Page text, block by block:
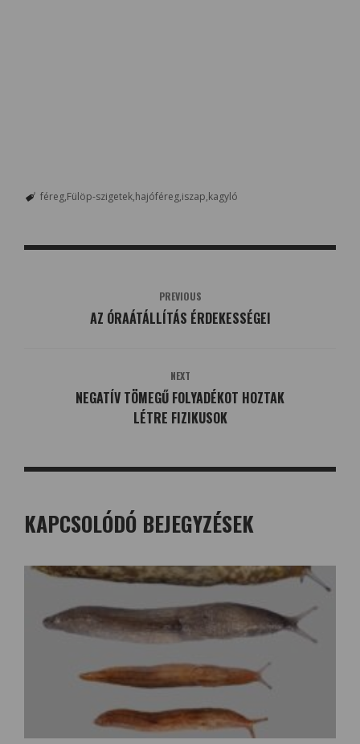
féreg Fülöp-szigetek hajóféreg iszap kagyló
PREVIOUS
AZ ÓRAÁTÁLLÍTÁS ÉRDEKESSÉGEI
NEXT
NEGATÍV TÖMEGŰ FOLYADÉKOT HOZTAK
LÉTRE FIZIKUSOK
KAPCSOLÓDÓ BEJEGYZÉSEK